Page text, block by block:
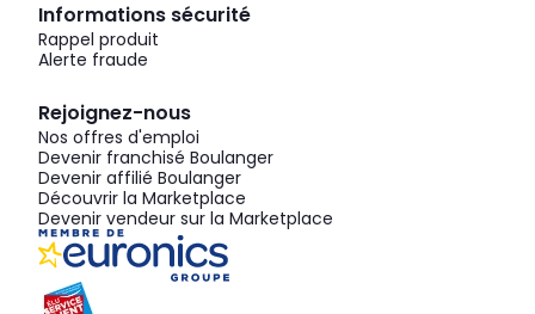
Informations sécurité
Rappel produit
Alerte fraude
Rejoignez-nous
Nos offres d'emploi
Devenir franchisé Boulanger
Devenir affilié Boulanger
Découvrir la Marketplace
Devenir vendeur sur la Marketplace